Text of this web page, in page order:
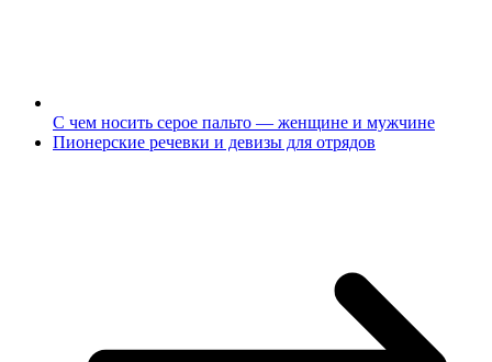
С чем носить серое пальто — женщине и мужчине
Пионерские речевки и девизы для отрядов